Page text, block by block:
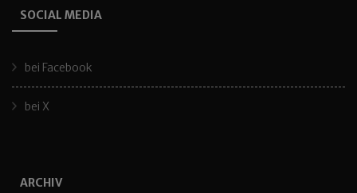
SOCIAL MEDIA
bei Facebook
bei X
ARCHIV